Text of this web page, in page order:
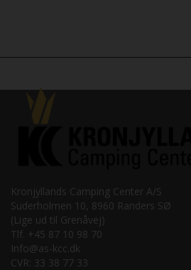
Kronjyllands Camping Center A/S
Suderholmen 10, 8960 Randers SØ
(Lige ud til Grenåvej)
Tlf. +45 87 10 98 70
Info@as-kcc.dk
CVR: 33 38 77 33